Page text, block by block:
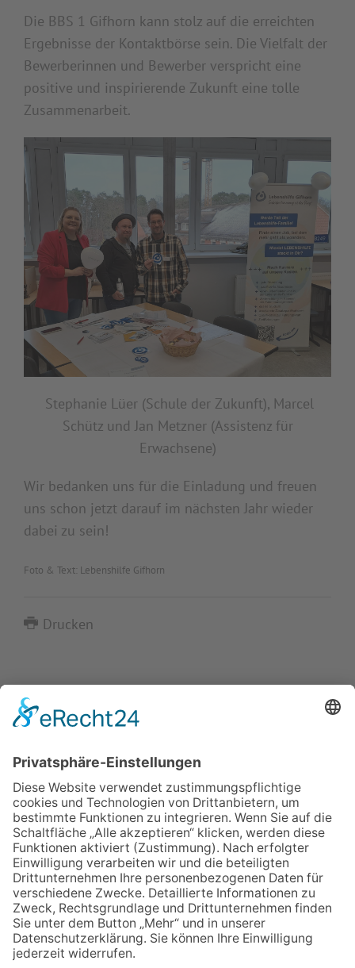
Die BBS 1 Gifhorn kann stolz auf die erreichten
Ergebnisse der Kontaktbörse sein. Die Vielfalt der
Bewerberinnen und Bewerber verspricht eine
positive und inspirierende Zukunft eine tolle
Zusammenarbeit.
Stephanie Lüer (Schule der Zukunft), Marcel
Schütz und Jan Metzner (Assistenz für
Erwachsene)
Wir bedanken uns für die Einladung und freuen
uns schon jetzt darauf im nächsten Jahr wieder
dabei zu sein!
Foto & Text: Lebenshilfe Gifhorn
Drucken
IMPRESSUM
VERBRAUCHERSTREITBEILEGUNGSGESETZ
HINWEISGEBERSCHUTZGESETZ LINKS/PARTNER
KONTAKT VORLESE-FUNKTION: READSPEAKER
GOOD NEWS | ELTERNBRIEFE
DATENSCHUTZ GGMBH DATENSCHUTZ E.V.
DATENVERARBEITUNG TAA | AFE